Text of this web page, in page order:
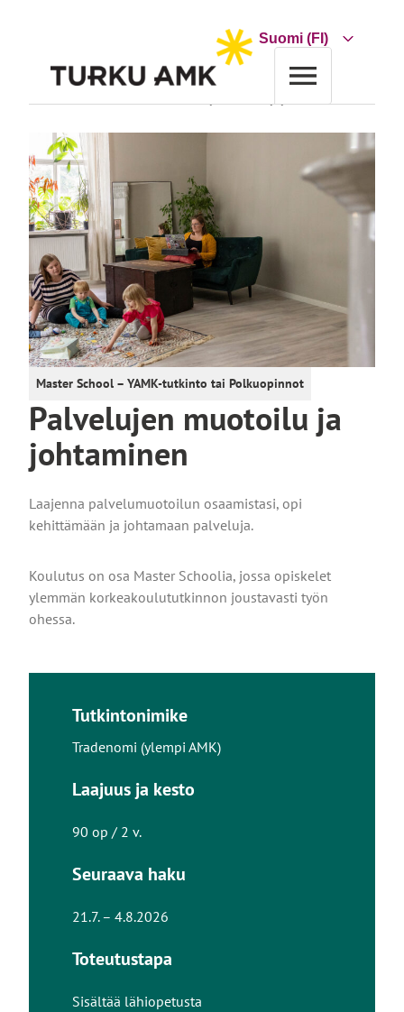
Choose
Master School – YAMK-tutkinto tai Polkuopinnot
Palvelujen muotoilu ja
johtaminen
Laajenna palvelumuotoilun osaamistasi, opi
kehittämään ja johtamaan palveluja.
Koulutus on osa Master Schoolia, jossa opiskelet
ylemmän korkeakoulututkinnon joustavasti työn
ohessa.
Tutkintonimike
Tradenomi (ylempi AMK)
Laajuus ja kesto
90 op / 2 v.
Seuraava haku
21.7. – 4.8.2026
Toteutustapa
Sisältää lähiopetusta